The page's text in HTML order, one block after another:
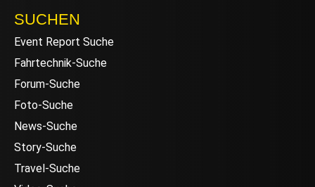
SUCHEN
Event Report Suche
Fahrtechnik-Suche
Forum-Suche
Foto-Suche
News-Suche
Story-Suche
Travel-Suche